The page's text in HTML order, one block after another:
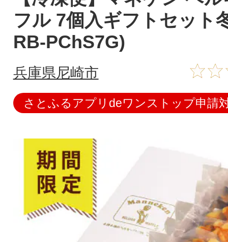
フル 7個入ギフトセット
RB-PChS7G)
兵庫県尼崎市
さとふるアプリdeワンストップ申請